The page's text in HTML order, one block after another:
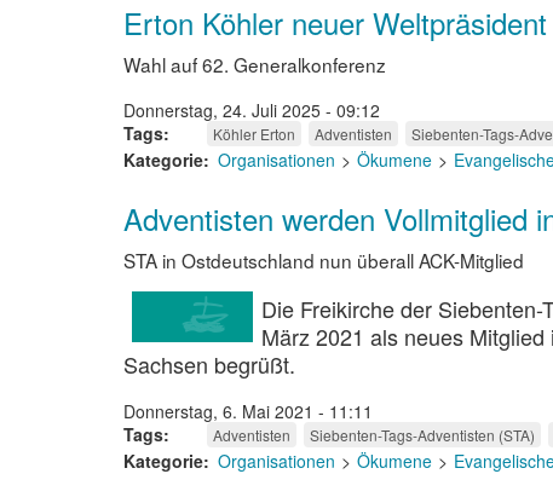
Erton Köhler neuer
Wahl auf 62. Generalkonferenz
Donnerstag, 24. Juli 2025 - 09:12
Tags
Köhler Erton Adventisten Siebenten-Tags-
Kategorie Organisationen Ökumene
Adventisten werden Vollmitglied
STA in Ostdeutschland nun überall ACK-Mitglied
Die Freikirche der
März 2021 als neues
Sachsen begrüßt.
Donnerstag, 6. Mai 2021 - 11:11
Tags
Adventisten Siebenten-Tags-Adventisten (STA)
Kategorie Organisationen Ökumene